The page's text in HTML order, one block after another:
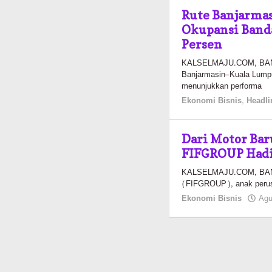
Rute
Okupansi
Persen
KALSELMAJU.COM,
Banjarmasin–Kuala
menunjukkan performa
Ekonomi Bisnis,
Dari Motor
FIFGROUP
KALSELMAJU.COM,
(FIFGROUP), anak
Ekonomi Bisnis